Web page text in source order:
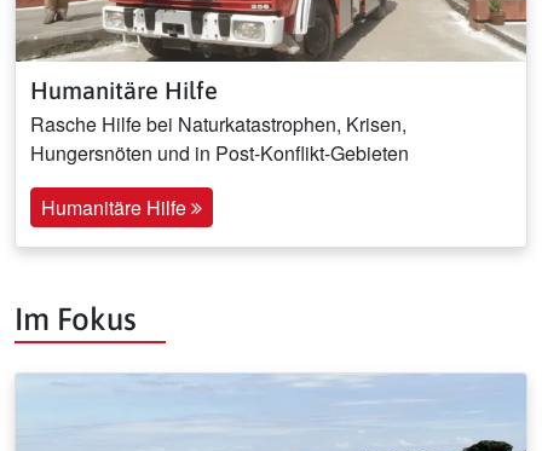
Humanitäre Hilfe
Rasche Hilfe bei Naturkatastrophen, Krisen,
Hungersnöten und in Post-Konflikt-Gebieten
Humanitäre Hilfe
Im Fokus